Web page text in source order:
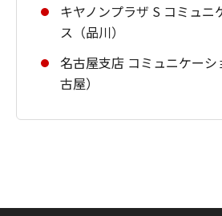
キヤノンプラザ S コミュニ
ス（品川）
名古屋支店 コミュニケーシ
古屋）